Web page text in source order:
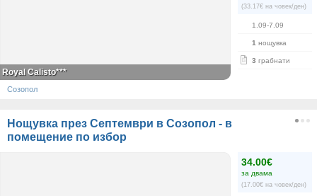
(33.17€ на човек/ден)
1.09-7.09
1 нощувка
3 грабнати
Royal Calisto***
Созопол
Нощувка през Септември в Созопол - в
помещение по избор
34.00€
за двама
(17.00€ на човек/ден)